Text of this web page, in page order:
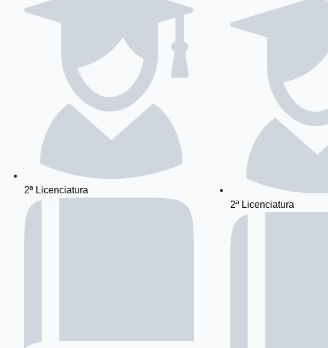
2ª Licenciatura
2ª Licenciatura